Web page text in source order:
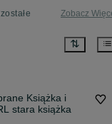
Zobacz
Książka i
stara książka